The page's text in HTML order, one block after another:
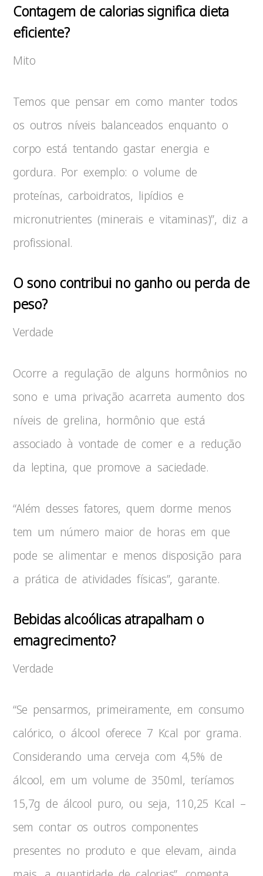
Contagem de calorias significa dieta
eficiente?
Mito
Temos que pensar em como manter todos
os outros níveis balanceados enquanto o
corpo está tentando gastar energia e
gordura. Por exemplo: o volume de
proteínas, carboidratos, lipídios e
micronutrientes (minerais e vitaminas)”, diz a
profissional.
O sono contribui no ganho ou perda de
peso?
Verdade
Ocorre a regulação de alguns hormônios no
sono e uma privação acarreta aumento dos
níveis de grelina, hormônio que está
associado à vontade de comer e a redução
da leptina, que promove a saciedade.
“Além desses fatores, quem dorme menos
tem um número maior de horas em que
pode se alimentar e menos disposição para
a prática de atividades físicas”, garante.
Bebidas alcoólicas atrapalham o
emagrecimento?
Verdade
“Se pensarmos, primeiramente, em consumo
calórico, o álcool oferece 7 Kcal por grama.
Considerando uma cerveja com 4,5% de
álcool, em um volume de 350ml, teríamos
15,7g de álcool puro, ou seja, 110,25 Kcal –
sem contar os outros componentes
presentes no produto e que elevam, ainda